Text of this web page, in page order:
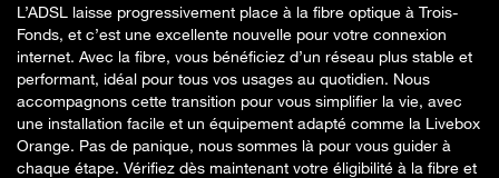
L’ADSL laisse progressivement place à la fibre optique à Trois-
Fonds, et c’est une excellente nouvelle pour votre connexion
internet. Avec la fibre, vous bénéficiez d’un réseau plus stable et
performant, idéal pour tous vos usages au quotidien. Nous
accompagnons cette transition pour vous simplifier la vie, avec
une installation facile et un équipement adapté comme la Livebox
Orange. Pas de panique, nous sommes là pour vous guider à
chaque étape. Vérifiez dès maintenant votre éligibilité à la fibre et